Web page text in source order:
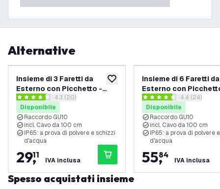
Alternative
aggiungi alla lista desideri
Insieme di 3 Faretti da
Esterno con Picchetto -
IP65 - Aluminio - Attacco
GU10 - 1M Cavo
apri il cassetto delle recensioni
4.3 stelle di valutazione
4.3 (20)
Disponibile
Raccordo GU10
incl. Cavo da 100 cm
IP65: a prova di polvere e schizzi
d'acqua
29,
11
IVA inclusa
Insieme di 6 Faretti da
Esterno con
IP65 - Aluminio -
GU10 - 1M Cavo
apri il
4.4 stelle di valutazione
4.4 (24)
Disponibile
Raccordo GU10
incl. Cavo da 100 cm
IP65: a prova di polvere
d'acqua
55,
84
IVA inclusa
Spesso acquistati insieme